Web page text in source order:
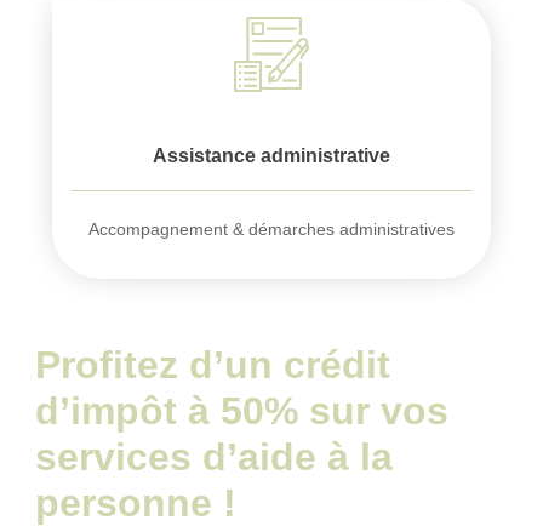
Assistance administrative
Accompagnement & démarches administratives
Profitez d’un crédit
d’impôt à 50% sur vos
services d’aide à la
personne !